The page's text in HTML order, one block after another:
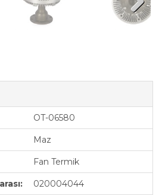
OT-06580
Maz
Fan Termik
020004044